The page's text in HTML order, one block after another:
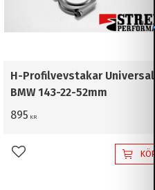
S
H-Profilvevstakar Universal
BMW 143-22-52mm
895 KR
Lägg till i favoriter KÖP